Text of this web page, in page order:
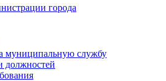
города
муниципальную службу
должностей